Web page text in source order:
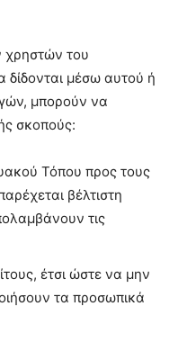
του
δίδονται μέσω αυτού ή
μπορούν να
σκοπούς:
Τόπου προς τους
βέλτιστη
τις
έτσι ώστε να μην
τα προσωπικά